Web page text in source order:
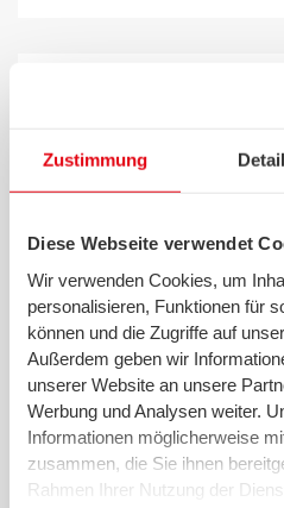
Zustimmung
Diese Webseite verwendet
Wir verwenden Cookies, um
personalisieren, Funktionen für
können und die Zugriffe auf
Außerdem geben wir
unserer Website an unsere
Werbung und Analysen weiter.
Informationen möglicherweise
zusammen, die Sie ihnen
Rahmen Ihrer Nutzung der
Wassersperren im
vermeiden":
Moratorium beendet
weiter >>
19.06.2020 - swb Vertrieb
Kostenloser